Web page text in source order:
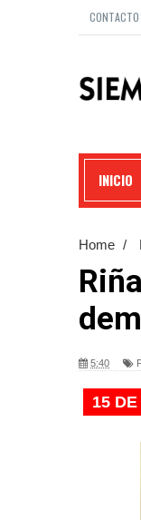
CONTACTO
INICIO
Home /
5:40
15